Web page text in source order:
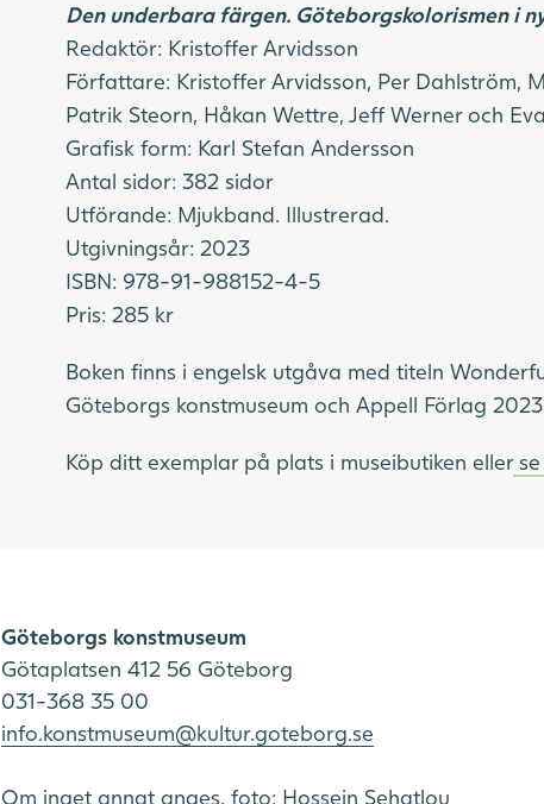
Den underbara färgen. Göteborgskolorismen i
Redaktör: Kristoffer Arvidsson
Författare: Kristoffer Arvidsson, Per Dahlström,
Patrik Steorn, Håkan Wettre, Jeff Werner och
Grafisk form: Karl Stefan Andersson
Antal sidor: 382 sidor
Utförande: Mjukband. Illustrerad.
Utgivningsår: 2023
ISBN: 978-91-988152-4-5
Pris: 285 kr
Boken finns i engelsk utgåva med titeln
Göteborgs konstmuseum och Appell Förlag
Köp ditt exemplar på plats i museibutiken ellerse
Göteborgs konstmuseum
Götaplatsen 412 56 Göteborg
031-368 35 00
info.konstmuseum@kultur.goteborg.se
Om inget annat anges, foto: Hossein Sehatlou